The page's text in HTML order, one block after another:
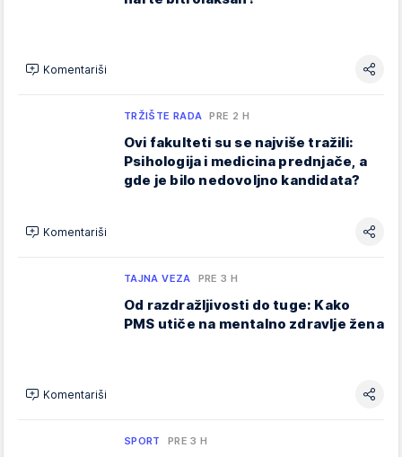
Komentariši
TRŽIŠTE RADA PRE 2 H
Ovi fakulteti su se najviše tražili:
Psihologija i medicina prednjače, a
gde je bilo nedovoljno kandidata?
Komentariši
TAJNA VEZA PRE 3 H
Od razdražljivosti do tuge: Kako
PMS utiče na mentalno zdravlje žena
Komentariši
SPORT PRE 3 H